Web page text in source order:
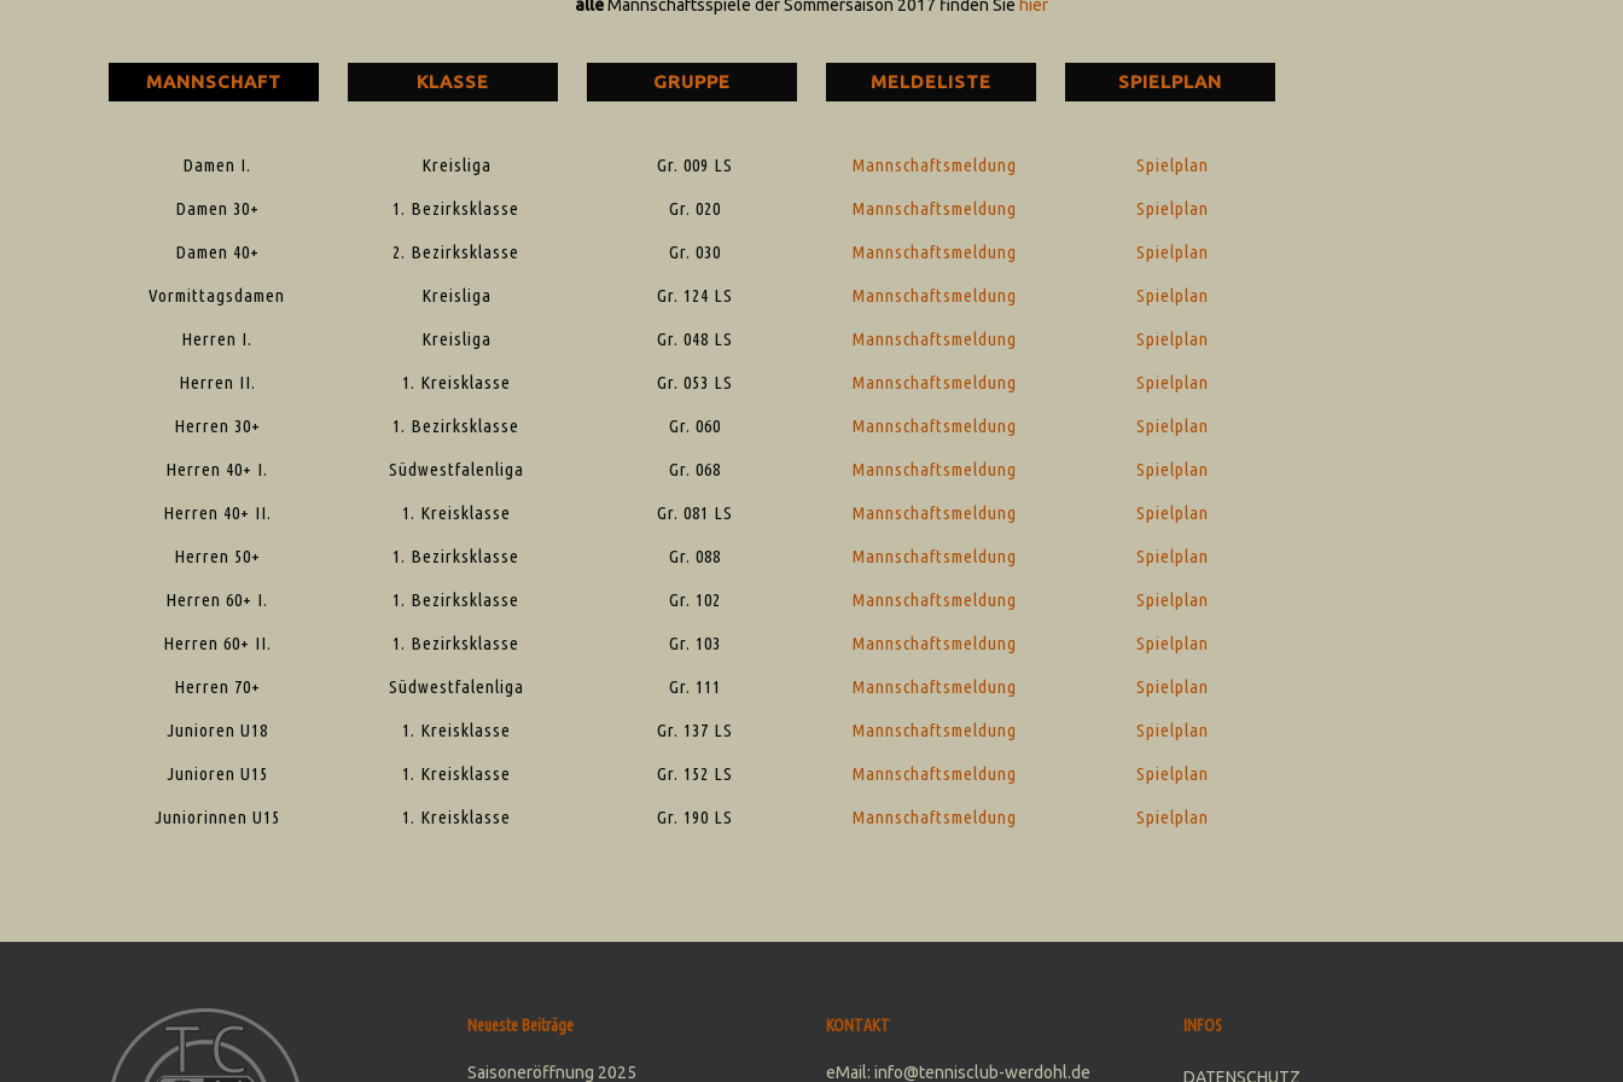
alleMannschaftsspiele der Sommersaison 2017 finden Sie hier
MANNSCHAFT KLASSE GRUPPE MELDELISTE SPIELPLAN
Damen I.
Damen 30+
Damen 40+
Vormittagsdamen
Herren I.
Herren II.
Herren 30+
Herren 40+ I.
Herren 40+ II.
Herren 50+
Herren 60+ I.
Herren 60+ II.
Herren 70+
Junioren U18
Junioren U15
Juniorinnen U15
Kreisliga
1. Bezirksklasse
2. Bezirksklasse
Kreisliga
Kreisliga
1. Kreisklasse
1. Bezirksklasse
Südwestfalenliga
1. Kreisklasse
1. Bezirksklasse
1. Bezirksklasse
1. Bezirksklasse
Südwestfalenliga
1. Kreisklasse
1. Kreisklasse
1. Kreisklasse
Gr. 009 LS
Gr. 020
Gr. 030
Gr. 124 LS
Gr. 048 LS
Gr. 053 LS
Gr. 060
Gr. 068
Gr. 081 LS
Gr. 088
Gr. 102
Gr. 103
Gr. 111
Gr. 137 LS
Gr. 152 LS
Gr. 190 LS
Mannschaftsmeldung
Mannschaftsmeldung
Mannschaftsmeldung
Mannschaftsmeldung
Mannschaftsmeldung
Mannschaftsmeldung
Mannschaftsmeldung
Mannschaftsmeldung
Mannschaftsmeldung
Mannschaftsmeldung
Mannschaftsmeldung
Mannschaftsmeldung
Mannschaftsmeldung
Mannschaftsmeldung
Mannschaftsmeldung
Mannschaftsmeldung
Spielplan
Spielplan
Spielplan
Spielplan
Spielplan
Spielplan
Spielplan
Spielplan
Spielplan
Spielplan
Spielplan
Spielplan
Spielplan
Spielplan
Spielplan
Spielplan
Neueste Beiträge
Saisoneröffnung 2025
KONTAKT
eMail: info@tennisclub-werdohl.de
INFOS
DATENSCHUTZ